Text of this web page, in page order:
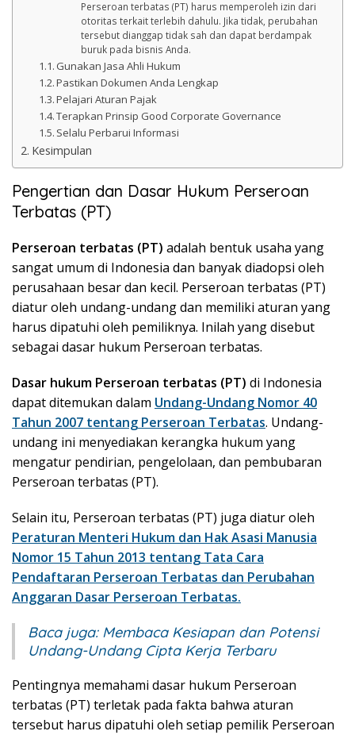
Perseroan terbatas (PT) harus memperoleh izin dari
otoritas terkait terlebih dahulu. Jika tidak, perubahan
tersebut dianggap tidak sah dan dapat berdampak
buruk pada bisnis Anda.
Gunakan Jasa Ahli Hukum
Pastikan Dokumen Anda Lengkap
Pelajari Aturan Pajak
Terapkan Prinsip Good Corporate Governance
Selalu Perbarui Informasi
Kesimpulan
Pengertian dan Dasar Hukum Perseroan
Terbatas (PT)
Perseroan terbatas (PT) adalah bentuk usaha yang
sangat umum di Indonesia dan banyak diadopsi oleh
perusahaan besar dan kecil. Perseroan terbatas (PT)
diatur oleh undang-undang dan memiliki aturan yang
harus dipatuhi oleh pemiliknya. Inilah yang disebut
sebagai dasar hukum Perseroan terbatas.
Dasar hukum Perseroan terbatas (PT) di Indonesia
dapat ditemukan dalam Undang-Undang Nomor 40
Tahun 2007 tentang Perseroan Terbatas. Undang-
undang ini menyediakan kerangka hukum yang
mengatur pendirian, pengelolaan, dan pembubaran
Perseroan terbatas (PT).
Selain itu, Perseroan terbatas (PT) juga diatur oleh
Peraturan Menteri Hukum dan Hak Asasi Manusia
Nomor 15 Tahun 2013 tentang Tata Cara
Pendaftaran Perseroan Terbatas dan Perubahan
Anggaran Dasar Perseroan Terbatas.
Baca juga: Membaca Kesiapan dan Potensi
Undang-Undang Cipta Kerja Terbaru
Pentingnya memahami dasar hukum Perseroan
terbatas (PT) terletak pada fakta bahwa aturan
tersebut harus dipatuhi oleh setiap pemilik Perseroan